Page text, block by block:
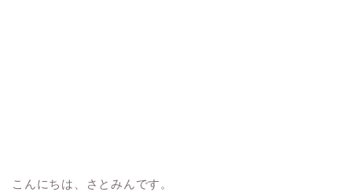
こんにちは、さとみんです。